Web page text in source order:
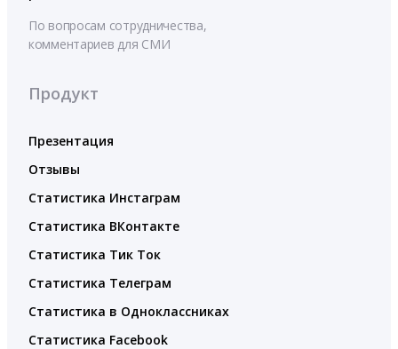
По вопросам сотрудничества,
комментариев для СМИ
Продукт
Презентация
Отзывы
Статистика Инстаграм
Статистика ВКонтакте
Статистика Тик Ток
Статистика Телеграм
Статистика в Одноклассниках
Статистика Facebook